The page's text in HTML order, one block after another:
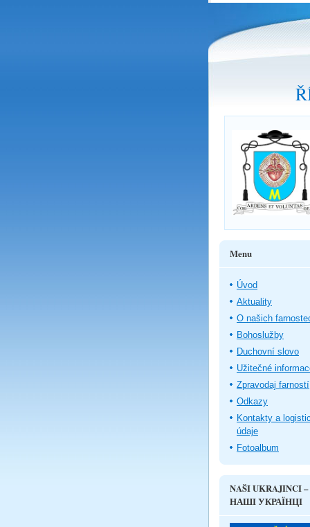
Menu
Úvod
Aktuality
O našich
Bohoslužby
Duchovní slovo
Užitečné
Zpravodaj farností
Odkazy
Kontakty a
údaje
Fotoalbum
NAŠI UKRAJINCI –
НАШІ УКРАЇНЦІ